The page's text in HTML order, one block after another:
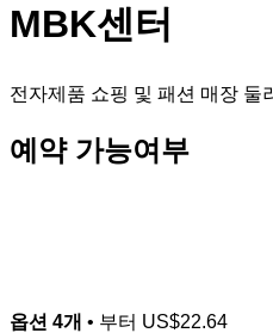
MBK센터
전자제품 쇼핑 및 패션 매장 둘
예약 가능여부
옵션 4개 • 부터 US$22.64